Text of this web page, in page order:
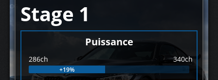
Stage 1
Puissance
286ch 340ch
+19%